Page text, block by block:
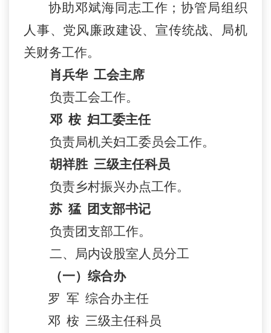
协助邓斌海同志工作； 协管局组织
人事、党风廉政建设、宣传统战、局机
关财务工作。
肖兵华 工会主席
负责工会工作。
邓 桉 妇工委主任
负责局机关妇工委员会工作。
胡祥胜 三级主任科员
负责乡村振兴办点工作。
苏 猛 团支部书记
负责团支部工作。
二、局内设股室人员分工
（一）综合办
罗 军 综合办主任
邓 桉 三级主任科员